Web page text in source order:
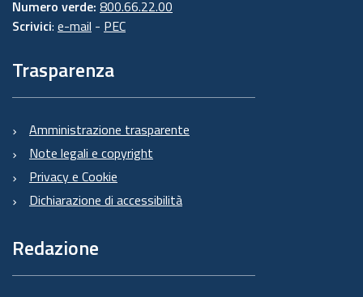
Numero verde: 800.66.22.00
Scrivici: e-mail - PEC
Trasparenza
Amministrazione trasparente
Note legali e copyright
Privacy e Cookie
Dichiarazione di accessibilità
Redazione